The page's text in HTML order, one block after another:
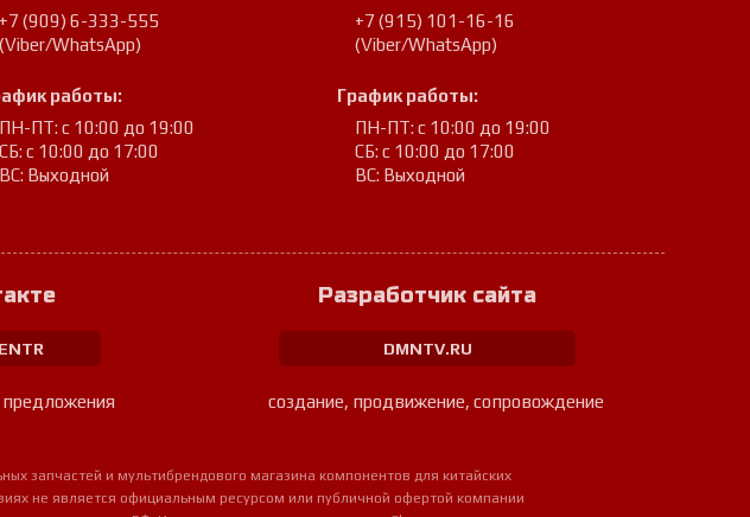
+7 (909) 6-333-555
(Viber/WhatsApp)
работы:
ПН-ПТ: с 10:00 до 19:00
СБ: с 10:00 до 17:00
ВС: Выходной
+7 (915) 101-16-16
(Viber/WhatsApp)
График работы:
ПН-ПТ: с 10:00 до 19:00
СБ: с 10:00 до 17:00
ВС: Выходной
предложения
Разработчик сайта
DMNTV.RU
создание, продвижение, сопровождение
запчастей и мультибрендового магазина компонентов для китайских
не является официальным ресурсом или публичной офертой компании